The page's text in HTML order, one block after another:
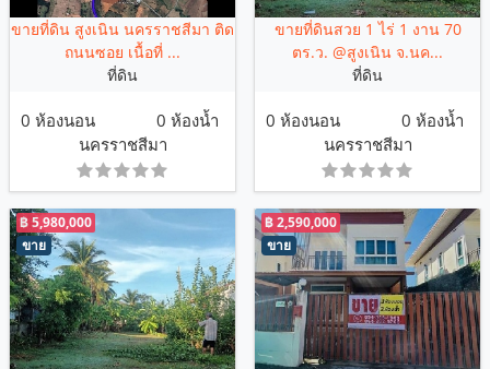
ขายที่ดิน สูงเนิน นครราชสีมา ติด
ถนนซอย เนื้อที่ ...
ที่ดิน
0 ห้องนอน
0 ห้องน้ำ
นครราชสีมา
ขายที่ดินสวย 1 ไร่ 1 งาน 70
ตร.ว. @สูงเนิน จ.นค...
ที่ดิน
0 ห้องนอน
0 ห้องน้ำ
นครราชสีมา
ขาย
฿ 5,980,000
ขาย
฿ 2,590,000